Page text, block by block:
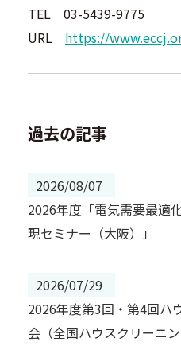
TEL 03-5439-9775
URL https://
過去の記事
2026/08/07
2026年度「電気需要最
現セミナー（大阪）」
2026/07/29
2026年度第3回・第4回ハ
会（全国ハウスクリーニン